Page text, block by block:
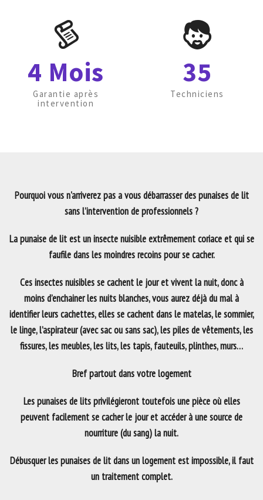
4 Mois
Garantie après
intervention
35
Techniciens
Pourquoi vous n'arriverez pas a vous débarrasser des punaises de lit
sans l’intervention de professionnels ?
La punaise de lit est un insecte nuisible extrêmement coriace et qui se
faufile dans les moindres recoins pour se cacher.
Ces insectes nuisibles se cachent le jour et vivent la nuit, donc à
moins d’enchainer les nuits blanches, vous aurez déjà du mal à
identifier leurs cachettes, elles se cachent dans le matelas, le sommier,
le linge, l’aspirateur (avec sac ou sans sac), les piles de vêtements, les
fissures, les meubles, les lits, les tapis, fauteuils, plinthes, murs…
Bref partout dans votre logement
Les punaises de lits privilégieront toutefois une pièce où elles
peuvent facilement se cacher le jour et accéder à une source de
nourriture (du sang) la nuit.
Débusquer les punaises de lit dans un logement est impossible, il faut
un traitement complet.